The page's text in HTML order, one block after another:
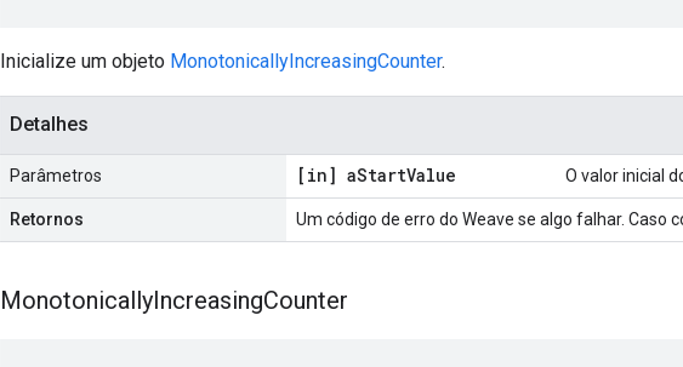
Inicialize um objeto MonotonicallyIncreasingCounter.
Detalhes
Parâmetros [in] aStartValue O valor inicial
Retornos Um código de erro do Weave se algo falhar. Caso
MonotonicallyIncreasingCounter